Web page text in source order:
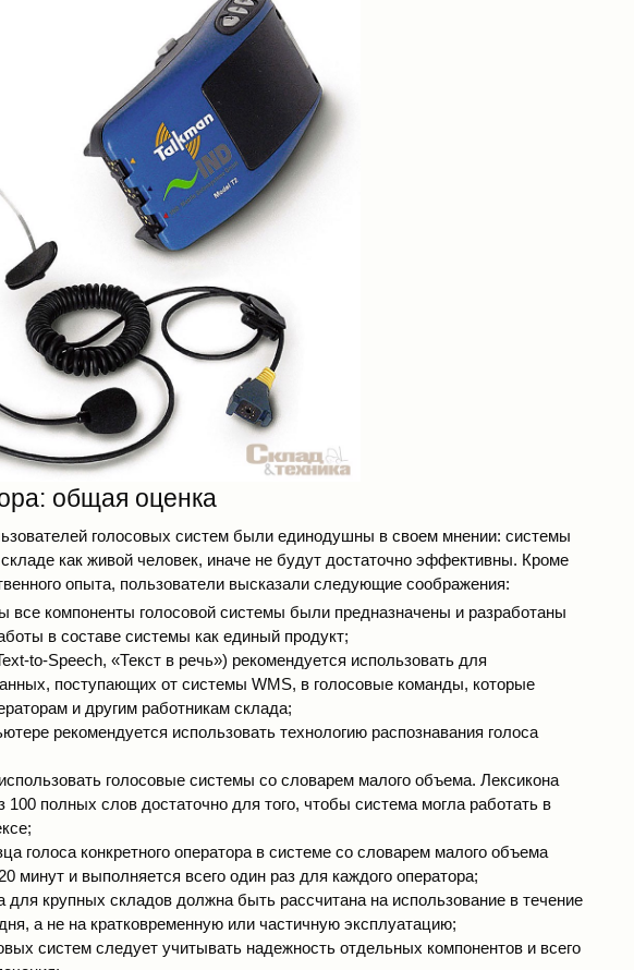
общая оценка
голосовых систем были единодушны в своем мнении: системы
как живой человек, иначе не будут достаточно эффективны. Кроме
опыта, пользователи высказали следующие соображения:
все компоненты голосовой системы были предназначены и разработаны
в составе системы как единый продукт;
to-Speech, «Текст в речь») рекомендуется использовать для
поступающих от системы WMS, в голосовые команды, которые
и другим работникам склада;
рекомендуется использовать технологию распознавания голоса
голосовые системы со словарем малого объема. Лексикона
100 полных слов достаточно для того, чтобы система могла работать в
голоса конкретного оператора в системе со словарем малого объема
минут и выполняется всего один раз для каждого оператора;
для крупных складов должна быть рассчитана на использование в течение
а не на кратковременную или частичную эксплуатацию;
систем следует учитывать надежность отдельных компонентов и всего